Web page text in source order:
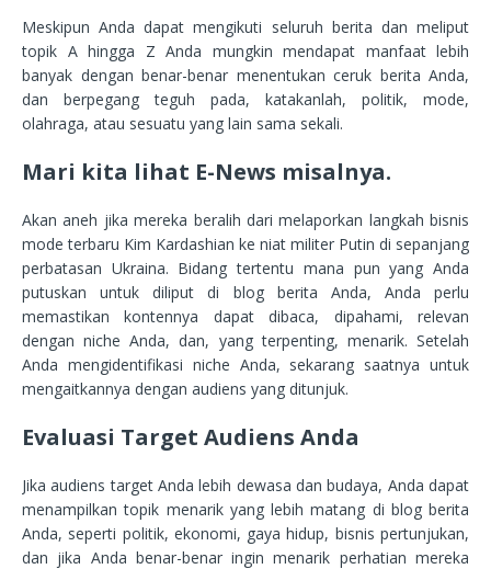
Meskipun Anda dapat mengikuti seluruh berita dan meliput
topik A hingga Z Anda mungkin mendapat manfaat lebih
banyak dengan benar-benar menentukan ceruk berita Anda,
dan berpegang teguh pada, katakanlah, politik, mode,
olahraga, atau sesuatu yang lain sama sekali.
Mari kita lihat E-News misalnya.
Akan aneh jika mereka beralih dari melaporkan langkah bisnis
mode terbaru Kim Kardashian ke niat militer Putin di sepanjang
perbatasan Ukraina. Bidang tertentu mana pun yang Anda
putuskan untuk diliput di blog berita Anda, Anda perlu
memastikan kontennya dapat dibaca, dipahami, relevan
dengan niche Anda, dan, yang terpenting, menarik. Setelah
Anda mengidentifikasi niche Anda, sekarang saatnya untuk
mengaitkannya dengan audiens yang ditunjuk.
Evaluasi Target Audiens Anda
Jika audiens target Anda lebih dewasa dan budaya, Anda dapat
menampilkan topik menarik yang lebih matang di blog berita
Anda, seperti politik, ekonomi, gaya hidup, bisnis pertunjukan,
dan jika Anda benar-benar ingin menarik perhatian mereka